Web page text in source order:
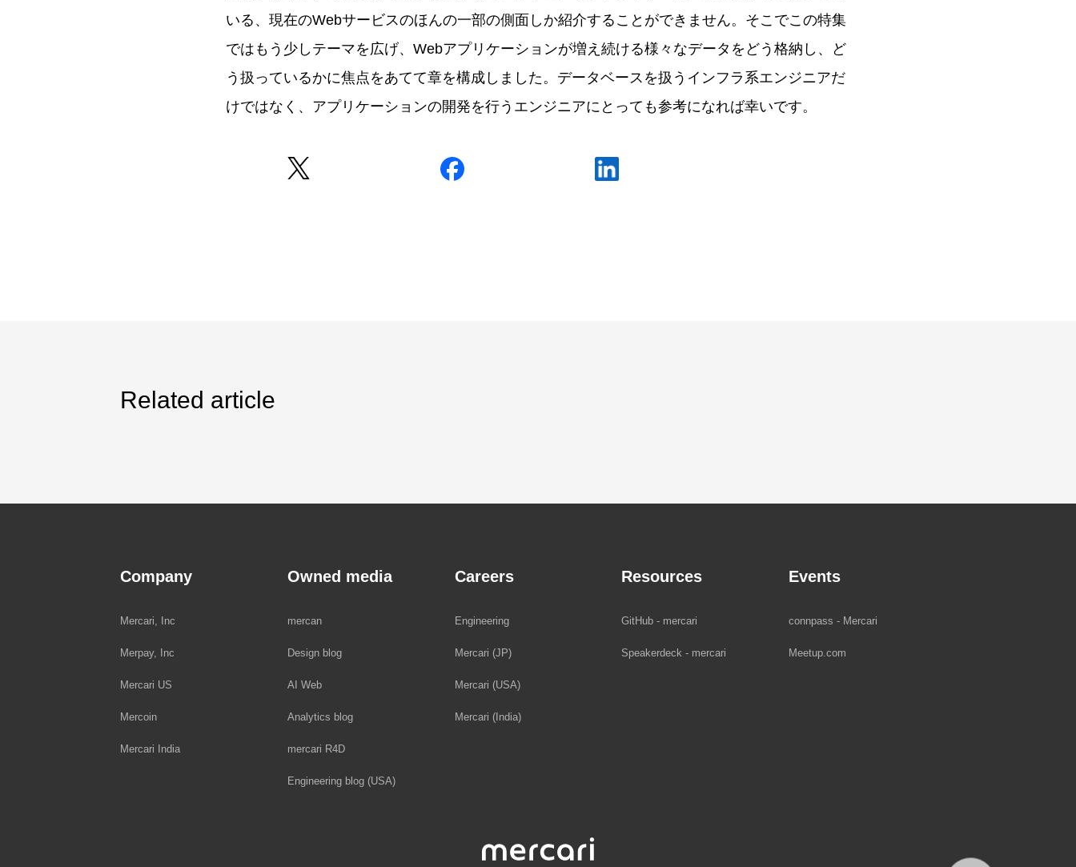
いる、現在のWebサービスのほんの一部の側面しか紹介することができません。そこでこの特集
ではもう少しテーマを広げ、Webアプリケーションが増え続ける様々なデータをどう格納し、ど
う扱っているかに焦点をあてて章を構成しました。データベースを扱うインフラ系エンジニアだ
けではなく、アプリケーションの開発を行うエンジニアにとっても参考になれば幸いです。
Related article
Company
Mercari, Inc
Merpay, Inc
Mercari US
Mercoin
Mercari India
Owned media
mercan
Design blog
AI Web
Analytics blog
mercari R4D
Engineering blog (USA)
Careers
Engineering
Mercari (JP)
Mercari (USA)
Mercari (India)
Resources
GitHub - mercari
Speakerdeck - mercari
Events
connpass - Mercari
Meetup.com